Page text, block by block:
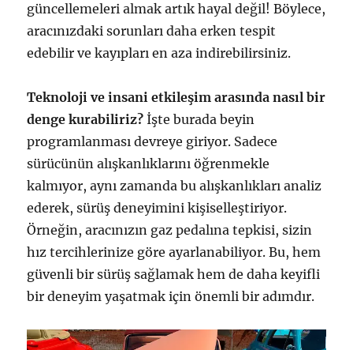
güncellemeleri almak artık hayal değil! Böylece,
aracınızdaki sorunları daha erken tespit
edebilir ve kayıpları en aza indirebilirsiniz.
Teknoloji ve insani etkileşim arasında nasıl bir
denge kurabiliriz? İşte burada beyin
programlanması devreye giriyor. Sadece
sürücünün alışkanlıklarını öğrenmekle
kalmıyor, aynı zamanda bu alışkanlıkları analiz
ederek, sürüş deneyimini kişiselleştiriyor.
Örneğin, aracınızın gaz pedalına tepkisi, sizin
hız tercihlerinize göre ayarlanabiliyor. Bu, hem
güvenli bir sürüş sağlamak hem de daha keyifli
bir deneyim yaşatmak için önemli bir adımdır.